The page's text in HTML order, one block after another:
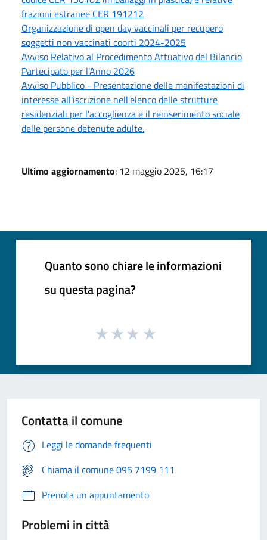
frazioni estranee CER 191212
Organizzazione di open day vaccinali per recupero
soggetti non vaccinati coorti 2024-2025
Avviso Relativo al Procedimento Attuativo del Bilancio
Partecipato per l'Anno 2026
Avviso Pubblico - Presentazione delle manifestazioni di
interesse all'iscrizione nell'elenco delle strutture
residenziali per l'accoglienza e il reinserimento sociale
delle persone detenute adulte.
Ultimo aggiornamento: 12 maggio 2025, 16:17
Quanto sono chiare le informazioni
su questa pagina?
Contatta il comune
Leggi le domande frequenti
Chiama il comune 095 7199 111
Prenota un appuntamento
Problemi in città